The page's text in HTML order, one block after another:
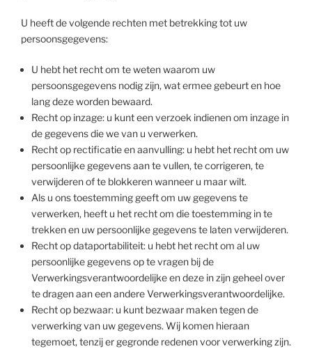
U heeft de volgende rechten met betrekking tot uw
persoonsgegevens:
U hebt het recht om te weten waarom uw
persoonsgegevens nodig zijn, wat ermee gebeurt en hoe
lang deze worden bewaard.
Recht op inzage: u kunt een verzoek indienen om inzage in
de gegevens die we van u verwerken.
Recht op rectificatie en aanvulling: u hebt het recht om uw
persoonlijke gegevens aan te vullen, te corrigeren, te
verwijderen of te blokkeren wanneer u maar wilt.
Als u ons toestemming geeft om uw gegevens te
verwerken, heeft u het recht om die toestemming in te
trekken en uw persoonlijke gegevens te laten verwijderen.
Recht op dataportabiliteit: u hebt het recht om al uw
persoonlijke gegevens op te vragen bij de
Verwerkingsverantwoordelijke en deze in zijn geheel over
te dragen aan een andere Verwerkingsverantwoordelijke.
Recht op bezwaar: u kunt bezwaar maken tegen de
verwerking van uw gegevens. Wij komen hieraan
tegemoet, tenzij er gegronde redenen voor verwerking zijn.